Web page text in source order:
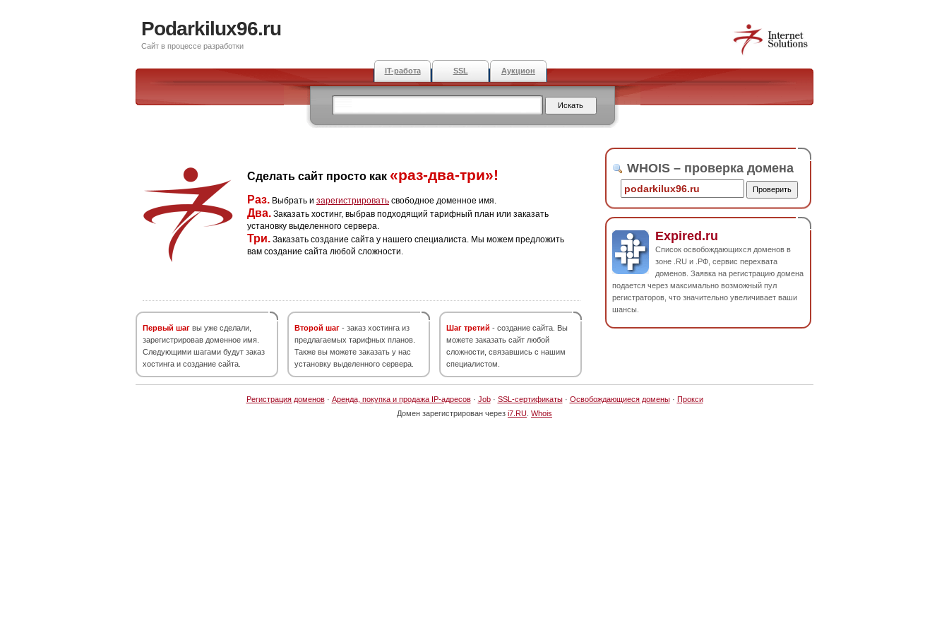
Podarkilux96.ru
Сайт в процессе разработки
IT-работа SSL Аукцион
Сделать сайт просто как «раз-два-три»!
Раз. Выбрать и зарегистрировать свободное доменное имя.
Два. Заказать хостинг, выбрав подходящий тарифный план или заказать
установку выделенного сервера.
Три. Заказать создание сайта у нашего специалиста. Мы можем предложить
вам создание сайта любой сложности.
Первый шаг вы уже сделали,
зарегистрировав доменное имя.
Следующими шагами будут заказ
хостинга и создание сайта.
Второй шаг - заказ хостинга из
предлагаемых тарифных планов.
Также вы можете заказать у нас
установку выделенного сервера.
Шаг третий - создание сайта. Вы
можете заказать сайт любой
сложности, связавшись с нашим
специалистом.
WHOIS – проверка домена
Expired.ru
Список освобождающихся доменов в
зоне .RU и .РФ, сервис перехвата
доменов. Заявка на регистрацию домена
подается через максимально возможный пул
регистраторов, что значительно увеличивает ваши
шансы.
Регистрация доменов· Аренда, покупка и продажа IP-адресов· Job· SSL-сертификаты· Освобождающиеся домены· Прокси
Домен зарегистрирован через i7.RU Whois